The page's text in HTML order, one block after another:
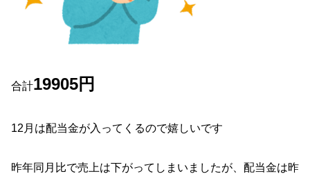
合計19905円
12月は配当金が入ってくるので嬉しいです
昨年同月比で売上は下がってしまいましたが、配当金は昨